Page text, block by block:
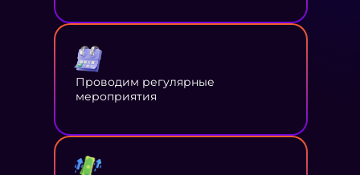
Проводим регулярные
мероприятия